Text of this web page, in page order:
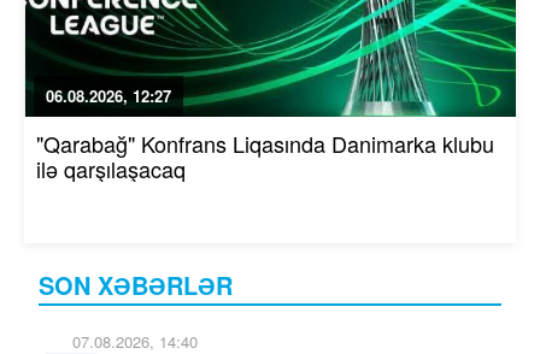
SON XƏBƏRLƏR
07.08.2026, 14:40
06.08.2026, 12:27
"Qarabağ" Konfrans Liqasında Danimarka klubu
ilə qarşılaşacaq